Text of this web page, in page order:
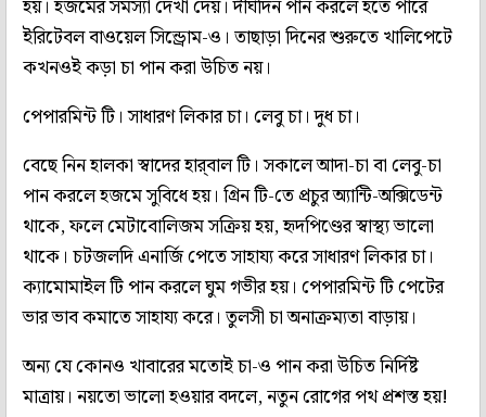
হয়। হজমের সমস্যা দেখা দেয়। দীর্ঘদিন পান করলে হতে পারে
ইরিটেবল বাওয়েল সিন্ড্রোম-ও। তাছাড়া দিনের শুরুতে খালিপেটে
কখনওই কড়া চা পান করা উচিত নয়।
পেপারমিন্ট টি। সাধারণ লিকার চা। লেবু চা। দুধ চা।
বেছে নিন হালকা স্বাদের হার্‌বাল টি। সকালে আদা-চা বা লেবু-চা
পান করলে হজমে সুবিধে হয়। গ্রিন টি-তে প্রচুর অ্যান্টি-অক্সিডেন্ট
থাকে, ফলে মেটাবোলিজম সক্রিয় হয়, হৃদপিণ্ডের স্বাস্থ্য ভালো
থাকে। চটজলদি এনার্জি পেতে সাহায্য করে সাধারণ লিকার চা।
ক্যামোমাইল টি পান করলে ঘুম গভীর হয়। পেপারমিন্ট টি পেটের
ভার ভাব কমাতে সাহায্য করে। তুলসী চা অনাক্রম্যতা বাড়ায়।
অন্য যে কোনও খাবারের মতোই চা-ও পান করা উচিত নির্দিষ্ট
মাত্রায়। নয়তো ভালো হওয়ার বদলে, নতুন রোগের পথ প্রশস্ত হয়!